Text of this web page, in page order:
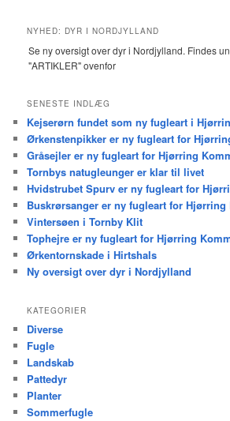
NYHED: DYR I NORDJYLLAND
Se ny oversigt over dyr i Nordjylland. Findes
"ARTIKLER" ovenfor
SENESTE INDLÆG
Kejserørn fundet som ny fugleart i
Ørkenstenpikker er ny fugleart for
Gråsejler er ny fugleart for Hjørring
Tornbys natugleunger er klar til livet
Hvidstrubet Spurv er ny fugleart for
Buskrørsanger er ny fugleart for Hjørring
Vintersøen i Tornby Klit
Tophejre er ny fugleart for Hjørring
Ørkentornskade i Hirtshals
Ny oversigt over dyr i Nordjylland
KATEGORIER
Diverse
Fugle
Landskab
Pattedyr
Planter
Sommerfugle